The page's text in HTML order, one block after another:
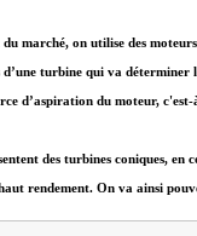
marché, on utilise des
turbine qui va déterminer
d’aspiration du moteur,
des turbines coniques,
rendement. On va ainsi